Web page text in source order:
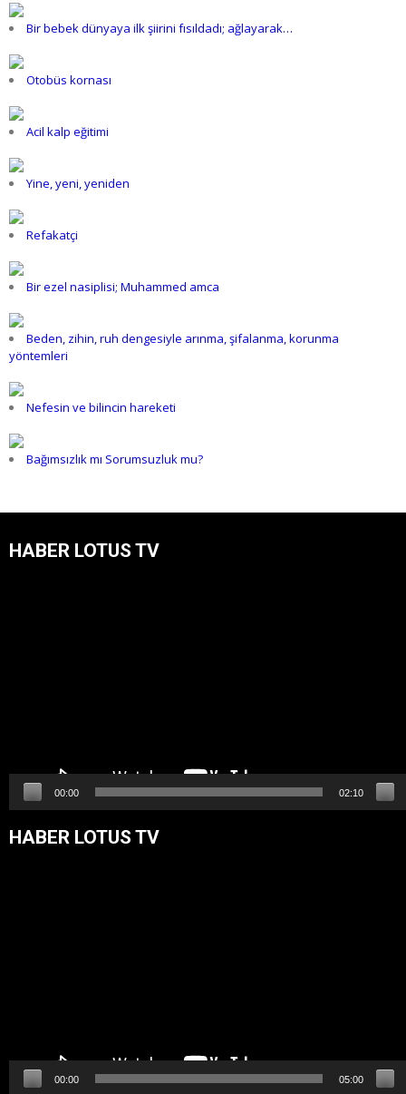
Bir bebek dünyaya ilk şiirini fısıldadı; ağlayarak…
Otobüs kornası
Acil kalp eğitimi
Yine, yeni, yeniden
Refakatçi
Bir ezel nasiplisi; Muhammed amca
Beden, zihin, ruh dengesiyle arınma, şifalanma, korunma
yöntemleri
Nefesin ve bilincin hareketi
Bağımsızlık mı Sorumsuzluk mu?
HABER LOTUS TV
00:00 02:10
HABER LOTUS TV
00:00 05:00